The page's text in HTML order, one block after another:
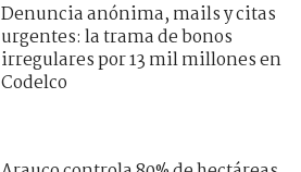
Denuncia anónima, mails y citas
urgentes: la trama de bonos
irregulares por 13 mil millones en
Codelco